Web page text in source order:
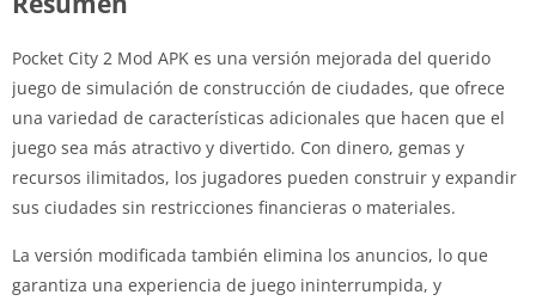
Pocket City 2 Mod APK es una versión mejorada del querido
juego de simulación de construcción de ciudades, que ofrece
una variedad de características adicionales que hacen que el
juego sea más atractivo y divertido. Con dinero, gemas y
recursos ilimitados, los jugadores pueden construir y expandir
sus ciudades sin restricciones financieras o materiales.
La versión modificada también elimina los anuncios, lo que
garantiza una experiencia de juego ininterrumpida, y